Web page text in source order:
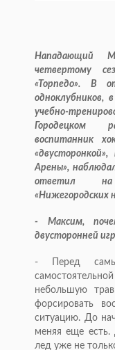
Нападающий
четвертому
«Торпедо». В
одноклубников,
учебно-
Городецком
воспитанник
Арены»,
ответил на
«Нижегородских
- Максим,
двусторонней
- Перед
небольшую
форсировать
ситуацию. До
меняя еще
лед уже не